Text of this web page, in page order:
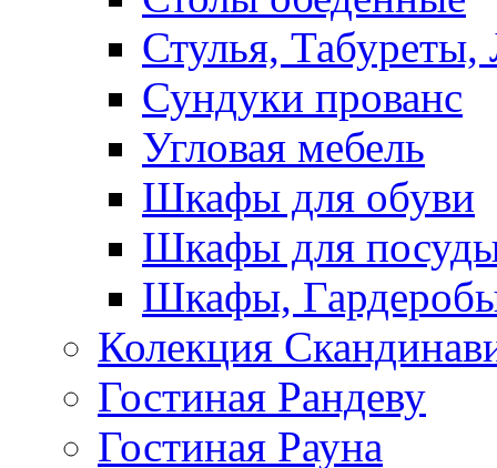
Стулья, Табуреты,
Сундуки прованс
Угловая мебель
Шкафы для обуви
Шкафы для
Шкафы,
Колекция
Гостиная Рандеву
Гостиная Рауна